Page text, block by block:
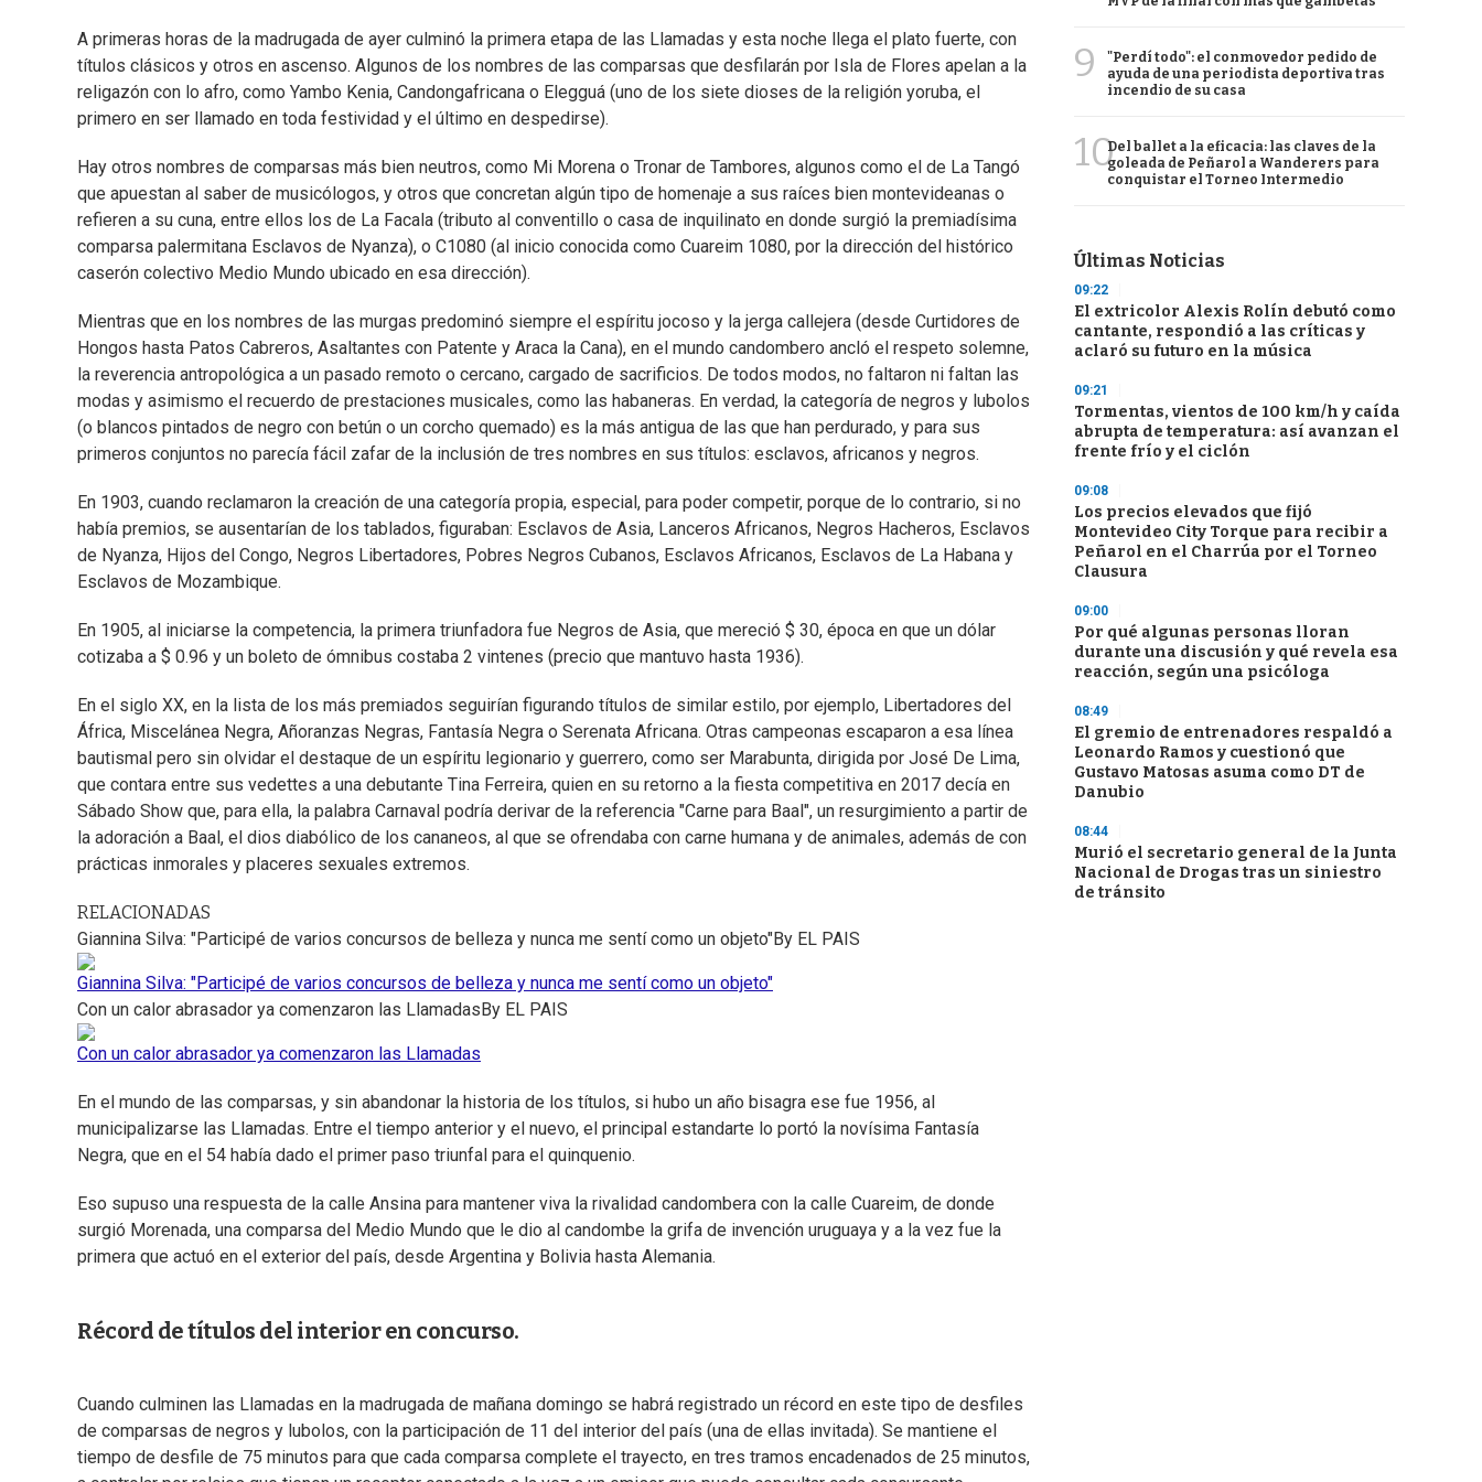
A primeras horas de la madrugada de ayer culminó la primera etapa de las Llamadas y esta noche llega el plato fuerte, con
títulos clásicos y otros en ascenso. Algunos de los nombres de las comparsas que desfilarán por Isla de Flores apelan a la
religazón con lo afro, como Yambo Kenia, Candongafricana o Elegguá (uno de los siete dioses de la religión yoruba, el
primero en ser llamado en toda festividad y el último en despedirse).
Hay otros nombres de comparsas más bien neutros, como Mi Morena o Tronar de Tambores, algunos como el de La Tangó
que apuestan al saber de musicólogos, y otros que concretan algún tipo de homenaje a sus raíces bien montevideanas o
refieren a su cuna, entre ellos los de La Facala (tributo al conventillo o casa de inquilinato en donde surgió la premiadísima
comparsa palermitana Esclavos de Nyanza), o C1080 (al inicio conocida como Cuareim 1080, por la dirección del histórico
caserón colectivo Medio Mundo ubicado en esa dirección).
Mientras que en los nombres de las murgas predominó siempre el espíritu jocoso y la jerga callejera (desde Curtidores de
Hongos hasta Patos Cabreros, Asaltantes con Patente y Araca la Cana), en el mundo candombero ancló el respeto solemne,
la reverencia antropológica a un pasado remoto o cercano, cargado de sacrificios. De todos modos, no faltaron ni faltan las
modas y asimismo el recuerdo de prestaciones musicales, como las habaneras. En verdad, la categoría de negros y lubolos
(o blancos pintados de negro con betún o un corcho quemado) es la más antigua de las que han perdurado, y para sus
primeros conjuntos no parecía fácil zafar de la inclusión de tres nombres en sus títulos: esclavos, africanos y negros.
En 1903, cuando reclamaron la creación de una categoría propia, especial, para poder competir, porque de lo contrario, si no
había premios, se ausentarían de los tablados, figuraban: Esclavos de Asia, Lanceros Africanos, Negros Hacheros, Esclavos
de Nyanza, Hijos del Congo, Negros Libertadores, Pobres Negros Cubanos, Esclavos Africanos, Esclavos de La Habana y
Esclavos de Mozambique.
En 1905, al iniciarse la competencia, la primera triunfadora fue Negros de Asia, que mereció $ 30, época en que un dólar
cotizaba a $ 0.96 y un boleto de ómnibus costaba 2 vintenes (precio que mantuvo hasta 1936).
En el siglo XX, en la lista de los más premiados seguirían figurando títulos de similar estilo, por ejemplo, Libertadores del
África, Miscelánea Negra, Añoranzas Negras, Fantasía Negra o Serenata Africana. Otras campeonas escaparon a esa línea
bautismal pero sin olvidar el destaque de un espíritu legionario y guerrero, como ser Marabunta, dirigida por José De Lima,
que contara entre sus vedettes a una debutante Tina Ferreira, quien en su retorno a la fiesta competitiva en 2017 decía en
Sábado Show que, para ella, la palabra Carnaval podría derivar de la referencia "Carne para Baal", un resurgimiento a partir de
la adoración a Baal, el dios diabólico de los cananeos, al que se ofrendaba con carne humana y de animales, además de con
prácticas inmorales y placeres sexuales extremos.
RELACIONADAS
Giannina Silva: "Participé de varios concursos de belleza y nunca me sentí como un objeto"By EL PAIS
Giannina Silva: "Participé de varios concursos de belleza y nunca me sentí como un objeto"
Con un calor abrasador ya comenzaron las Llamadas By EL PAIS
Con un calor abrasador ya comenzaron las Llamadas
En el mundo de las comparsas, y sin abandonar la historia de los títulos, si hubo un año bisagra ese fue 1956, al
municipalizarse las Llamadas. Entre el tiempo anterior y el nuevo, el principal estandarte lo portó la novísima Fantasía
Negra, que en el 54 había dado el primer paso triunfal para el quinquenio.
Eso supuso una respuesta de la calle Ansina para mantener viva la rivalidad candombera con la calle Cuareim, de donde
surgió Morenada, una comparsa del Medio Mundo que le dio al candombe la grifa de invención uruguaya y a la vez fue la
primera que actuó en el exterior del país, desde Argentina y Bolivia hasta Alemania.
Récord de títulos del interior en concurso.
Cuando culminen las Llamadas en la madrugada de mañana domingo se habrá registrado un récord en este tipo de desfiles
de comparsas de negros y lubolos, con la participación de 11 del interior del país (una de ellas invitada). Se mantiene el
tiempo de desfile de 75 minutos para que cada comparsa complete el trayecto, en tres tramos encadenados de 25 minutos,
9
"Perdí todo": el conmovedor pedido de
ayuda de una periodista deportiva tras
incendio de su casa
10Del ballet a la eficacia: las claves de la
goleada de Peñarol a Wanderers para
conquistar el Torneo Intermedio
Últimas Noticias
09:22
El extricolor Alexis Rolín debutó como
cantante, respondió a las críticas y
aclaró su futuro en la música
09:21
Tormentas, vientos de 100 km/h y caída
abrupta de temperatura: así avanzan el
frente frío y el ciclón
09:08
Los precios elevados que fijó
Montevideo City Torque para recibir a
Peñarol en el Charrúa por el Torneo
Clausura
09:00
Por qué algunas personas lloran
durante una discusión y qué revela esa
reacción, según una psicóloga
08:49
El gremio de entrenadores respaldó a
Leonardo Ramos y cuestionó que
Gustavo Matosas asuma como DT de
Danubio
08:44
Murió el secretario general de la Junta
Nacional de Drogas tras un siniestro
de tránsito